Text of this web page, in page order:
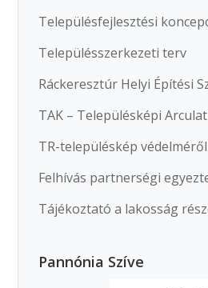
Településfejlesztési
Településszerkezeti terv
Ráckeresztúr Helyi Építési
TAK – Településképi
TR-településkép
Felhívás partnerségi
Tájékoztató a lakosság
Pannónia Szíve